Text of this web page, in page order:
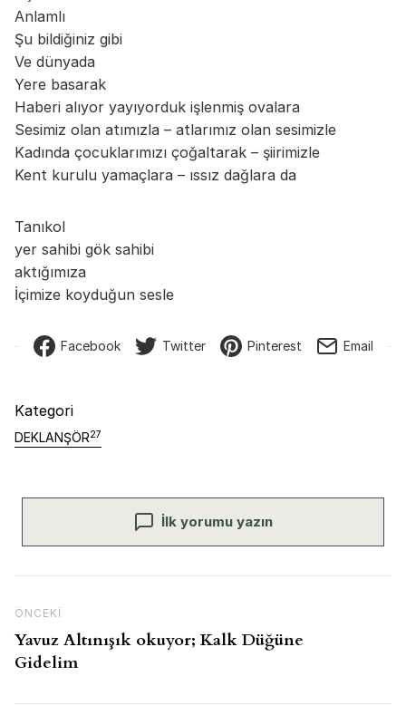
Anlamlı
Şu bildiğiniz gibi
Ve dünyada
Yere basarak
Haberi alıyor yayıyorduk işlenmiş ovalara
Sesimiz olan atımızla – atlarımız olan sesimizle
Kadında çocuklarımızı çoğaltarak – şiirimizle
Kent kurulu yamaçlara – ıssız dağlara da
Tanıkol
yer sahibi gök sahibi
aktığımıza
İçimize koyduğun sesle
Facebook Twitter Pinterest Email
Kategori
DEKLANŞÖR27
İlk yorumu yazın
Önceki İçerik
ÖNCEKI
Yavuz Altınışık okuyor; Kalk Düğüne
Gidelim